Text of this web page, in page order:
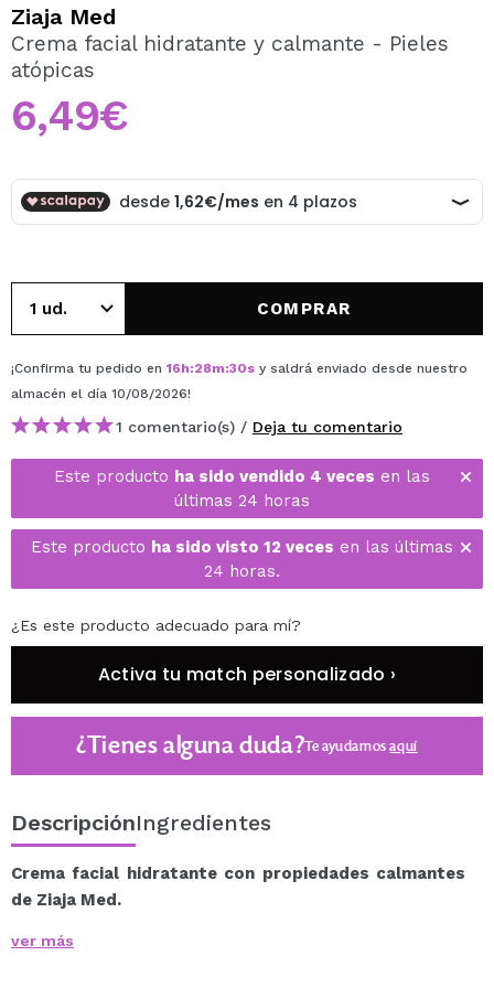
Al crear una cuenta en Maquillalia.com podrás realizar
tus compras rápidamente, revisar el estado de tus
Ziaja Med
Crema facial hidratante y calmante - Pieles
atópicas
6,49€
COMPRAR
¡Confirma tu pedido en 16h:28m:30s y saldrá enviado desde nuestro
almacén el día 10/08/2026!
1 comentario(s) / Deja tu comentario
Este producto ha sido vendido 4 veces en las
últimas 24 horas
Este producto ha sido visto 12 veces en las últimas
24 horas.
¿Es este producto adecuado para mí?
Activa tu match personalizado ›
¿Tienes alguna duda?Te ayudamosaquí
DescripciónIngredientes
Crema facial hidratante con propiedades calmantes
de Ziaja Med.
hidratantes está recomendada para pieles atópicas
ver más